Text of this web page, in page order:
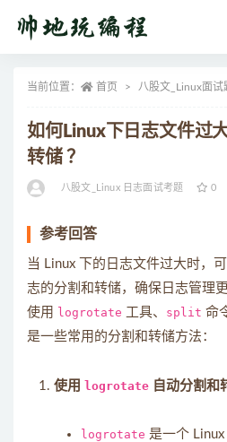
当前位置： 首页 八股文_Linux面试
如何Linux下日志文件过
转储 ？
八股文_Linux 日志面试考题 0
参考回答
当 Linux 下的日志文件过大时，
志的分割和转储，确保日志管理
使用 logrotate 工具、 split 命
是一些常用的分割和转储方法：
使用 logrotate 自动分割和
logrotate 是一个 Linux